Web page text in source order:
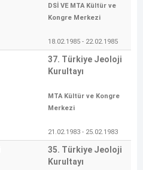
DSİ VE MTA Kültür ve
Kongre Merkezi
18.02.1985 - 22.02.1985
37. Türkiye Jeoloji
Kurultayı
MTA Kültür ve Kongre
Merkezi
21.02.1983 - 25.02.1983
35. Türkiye Jeoloji
Kurultayı